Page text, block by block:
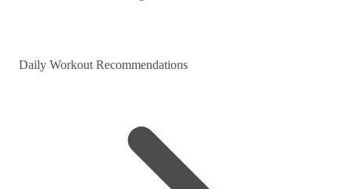
Daily Workout Recommendations